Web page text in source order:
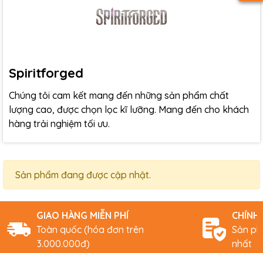
Spiritforged
Chúng tôi cam kết mang đến những sản phẩm chất
lượng cao, được chọn lọc kĩ lưỡng. Mang đến cho khách
hàng trải nghiệm tối ưu.
Sản phẩm đang được cập nhật.
GIAO HÀNG MIỄN PHÍ
Toàn quốc (hóa đơn trên
3.000.000đ)
CHÍNH
Sản
nhất